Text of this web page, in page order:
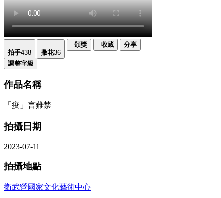
拍手438 撒花36
頒獎 收藏 分享
調整字級
作品名稱
「疫」言難禁
拍攝日期
2023-07-11
拍攝地點
衛武營國家文化藝術中心